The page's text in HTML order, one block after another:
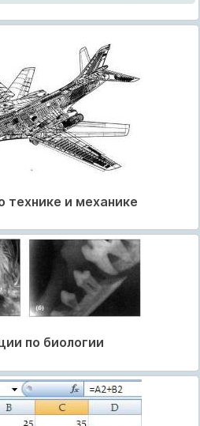
технике и механике
по биологии